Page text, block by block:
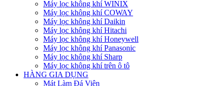
Máy lọc không khí WINIX
Máy lọc không khí COWAY
Máy lọc không khí Daikin
Máy lọc không khí Hitachi
Máy lọc không khí Honeywell
Máy lọc không khí Panasonic
Máy lọc không khí Sharp
Máy lọc không khí trên ô tô
HÀNG GIA DỤNG
Mát Làm Đá Viên